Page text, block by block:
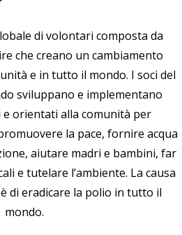
di volontari composta da
che creano un cambiamento
e in tutto il mondo. I soci del
sviluppano e implementano
orientati alla comunità per
la pace, fornire acqua
, aiutare madri e bambini, far
e tutelare l’ambiente. La causa
di eradicare la polio in tutto il
mondo.